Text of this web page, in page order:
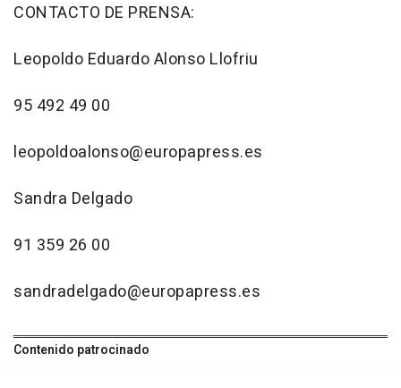
CONTACTO DE PRENSA:
Leopoldo Eduardo Alonso Llofriu
95 492 49 00
leopoldoalonso@europapress.es
Sandra Delgado
91 359 26 00
sandradelgado@europapress.es
Contenido patrocinado